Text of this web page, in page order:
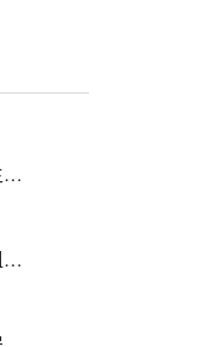
黑龙江省人大常委会副主任、党组...
国家机关事务管理局党组成员杨有...